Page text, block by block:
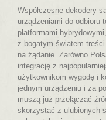
Współczesne dekodery
urządzeniami do odbioru
platformami
z bogatym światem
na żądanie. Zarówno
integrację z
użytkownikom wygodę i
jednym urządzeniu i za
muszą już przełączać
skorzystać z ulubionych